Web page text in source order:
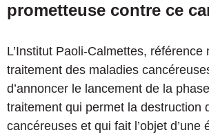
prometteuse contre ce
L’Institut Paoli-Calmettes,
traitement des maladies
d’annoncer le lancement de la
traitement qui permet la destruction
cancéreuses et qui fait l’objet d’une